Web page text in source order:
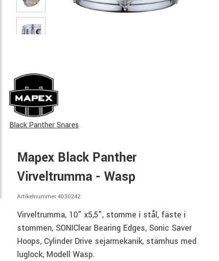
Black Panther Snares
Mapex Black Panther
Virveltrumma - Wasp
Artikelnummer 4030242
Virveltrumma, 10" x5,5", stomme i stål, fäste i
stommen, SONIClear Bearing Edges, Sonic Saver
Hoops, Cylinder Drive sejarmekanik, stämhus med
luglock, Modell Wasp.